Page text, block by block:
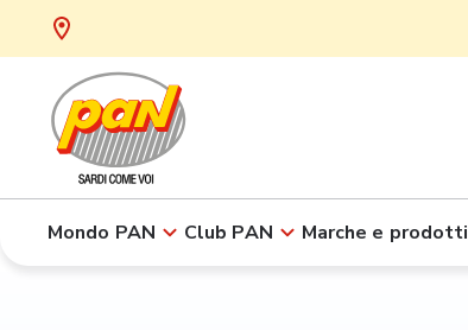
Mondo PAN Club PAN Marche e prodotti